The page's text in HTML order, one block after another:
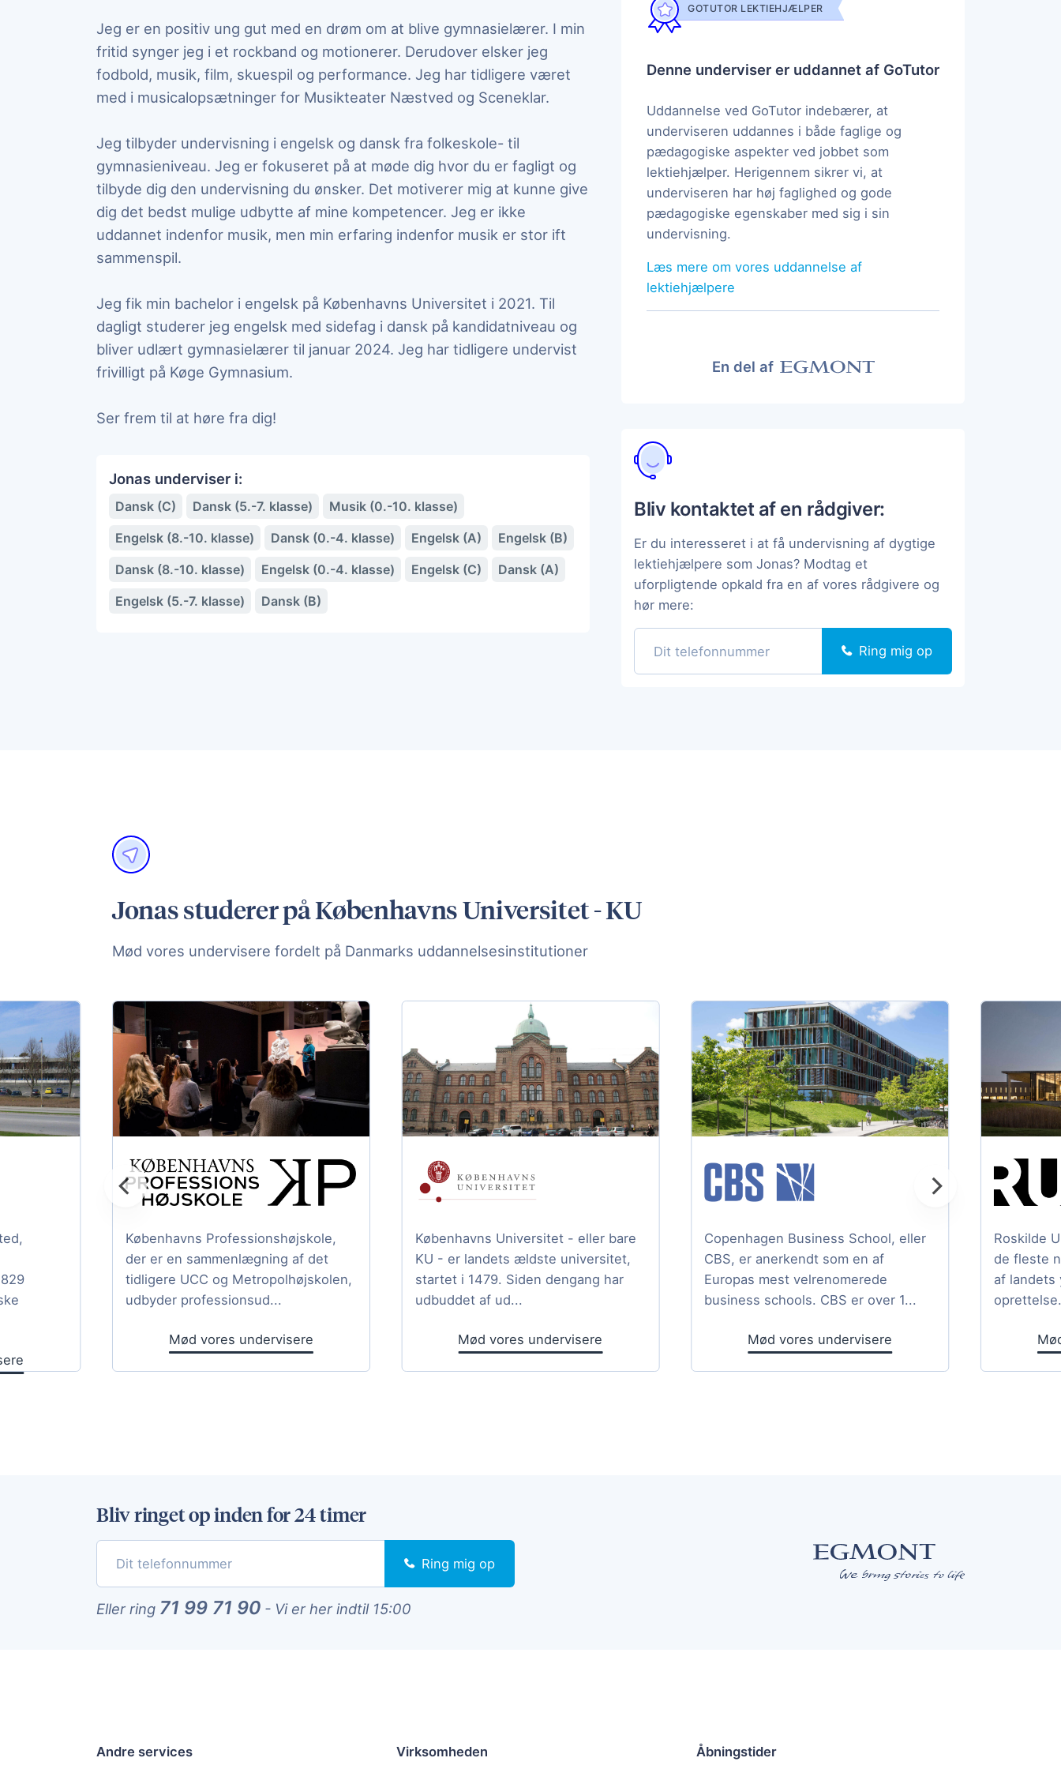
Jeg er en positiv ung gut med en drøm om at blive gymnasielærer. I min
fritid synger jeg i et rockband og motionerer. Derudover elsker jeg
fodbold, musik, film, skuespil og performance. Jeg har tidligere været
med i musicalopsætninger for Musikteater Næstved og Sceneklar.
Jeg tilbyder undervisning i engelsk og dansk fra folkeskole- til
gymnasieniveau. Jeg er fokuseret på at møde dig hvor du er fagligt og
tilbyde dig den undervisning du ønsker. Det motiverer mig at kunne give
dig det bedst mulige udbytte af mine kompetencer. Jeg er ikke
uddannet indenfor musik, men min erfaring indenfor musik er stor ift
sammenspil.
Jeg fik min bachelor i engelsk på Københavns Universitet i 2021. Til
dagligt studerer jeg engelsk med sidefag i dansk på kandidatniveau og
bliver udlært gymnasielærer til januar 2024. Jeg har tidligere undervist
frivilligt på Køge Gymnasium.
Ser frem til at høre fra dig!
Jonas underviser i:
Dansk (C) Dansk (5.-7. klasse)
Musik (0.-10. klasse)
Engelsk (8.-10. klasse)
Dansk (0.-4. klasse) Engelsk (A)
Engelsk (B)
Dansk (8.-10. klasse)
Engelsk (0.-4. klasse) Engelsk (C)
Dansk (A)
Engelsk (5.-7. klasse)
Dansk (B)
GOTUTOR LEKTIEHJÆLPER
Denne underviser er uddannet af GoTutor
Uddannelse ved GoTutor indebærer, at
underviseren uddannes i både faglige og
pædagogiske aspekter ved jobbet som
lektiehjælper. Herigennem sikrer vi, at
underviseren har høj faglighed og gode
pædagogiske egenskaber med sig i sin
undervisning.
Læs mere om vores uddannelse af
lektiehjælpere
En del af
Bliv kontaktet af en rådgiver:
Er du interesseret i at få undervisning af dygtige
lektiehjælpere som Jonas? Modtag et
uforpligtende opkald fra en af vores rådgivere og
hør mere:
Ring mig op
Jonas studerer på Københavns Universitet - KU
Mød vores undervisere fordelt på Danmarks uddannelsesinstitutioner
Københavns Universitet - eller bare
KU - er landets ældste universitet,
startet i 1479. Siden dengang har
udbuddet af ud...
Mød vores undervisere
Copenhagen Business School, eller
CBS, er anerkendt som en af
Europas mest velrenomerede
business schools. CBS er over 1...
Mød vores undervisere
Roskilde
de fleste
af landets
Københavns Professionshøjskole,
der er en sammenlægning af det
tidligere UCC og Metropolhøjskolen,
udbyder professionsud...
Mød vores undervisere
Bliv ringet op inden for 24 timer
Ring mig op
Eller ring 71 99 71 90 - Vi er her indtil 15:00
Andre services Virksomheden Åbningstider